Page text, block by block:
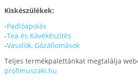
Kiskészülékek:
-Padlóápolás
-Tea és Kávékészítés
-Vasalók, Gőzállomások
Teljes termékpalettánkat megtalálja
profimuszaki.hu